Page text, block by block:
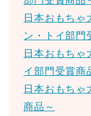
日本おもち
ン・トイ部門
日本おもち
イ部門受賞商
日本おもち
商品～